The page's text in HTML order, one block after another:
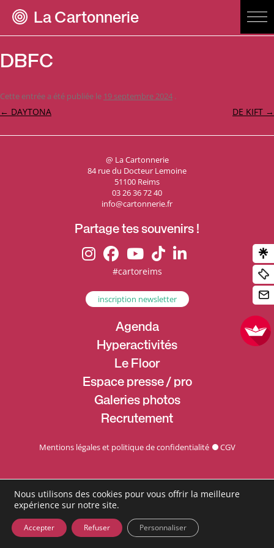
La Cartonnerie
DBFC
Cette entrée a été publiée le 19 septembre 2024 .
Navigation
← DAYTONA DE KIFT →
@ La Cartonnerie
84 rue du Docteur Lemoine
51100 Reims
03 26 36 72 40
info@cartonnerie.fr
Partage tes souvenirs !
#cartoreims
inscription newsletter
Agenda
Hyperactivités
Le Floor
Espace presse / pro
Galeries photos
Recrutement
Mentions légales et politique de confidentialité CGV
Nous utilisons des cookies pour vous offrir la meilleure
expérience sur notre site.
Accepter Refuser Personnaliser